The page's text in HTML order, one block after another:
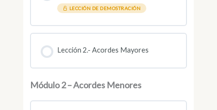
LECCIÓN DE DEMOSTRACIÓN
Lección 2.- Acordes Mayores
Módulo 2 – Acordes Menores